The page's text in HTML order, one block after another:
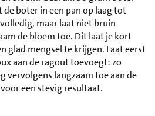
boter in een pan op laag tot
maar laat niet bruin
de bloem toe. Dit laat je kort
glad mengsel te krijgen. Laat eerst
aan de ragout toevoegt: zo
vervolgens langzaam toe aan de
een stevig resultaat.